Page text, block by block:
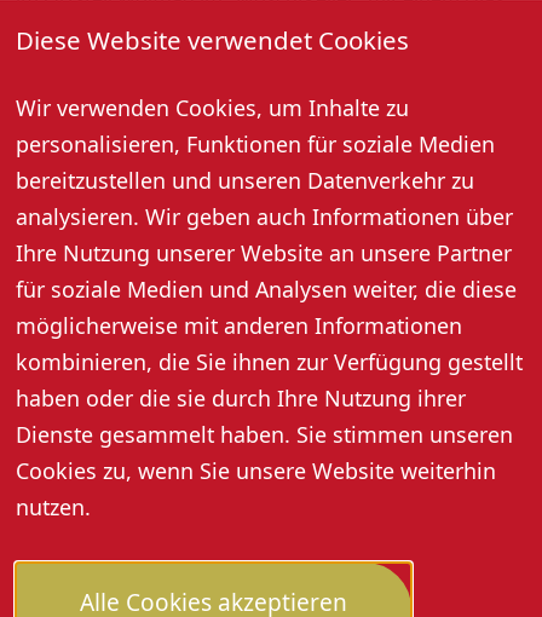
Diese Website verwendet Cookies
Wir verwenden Cookies, um Inhalte zu
personalisieren, Funktionen für soziale Medien
bereitzustellen und unseren Datenverkehr zu
analysieren. Wir geben auch Informationen über
Ihre Nutzung unserer Website an unsere Partner
für soziale Medien und Analysen weiter, die diese
möglicherweise mit anderen Informationen
kombinieren, die Sie ihnen zur Verfügung gestellt
haben oder die sie durch Ihre Nutzung ihrer
Dienste gesammelt haben. Sie stimmen unseren
Cookies zu, wenn Sie unsere Website weiterhin
nutzen.
Alle Cookies akzeptieren
Sekt und deftigem Fingerfood. Unterwegs gibt es an
vier verschiedenen Stationen kleine kulinarische
Abschluss findet in der Besenwirtschaft „Moschtkeller“
mit einer „süßen Verführung“ statt.
59,- € pro Person, Anmeldung erforderlich
Weitere Informationen